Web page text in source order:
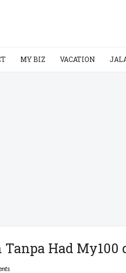
MY BIZ VACATION
Tanpa Had My100